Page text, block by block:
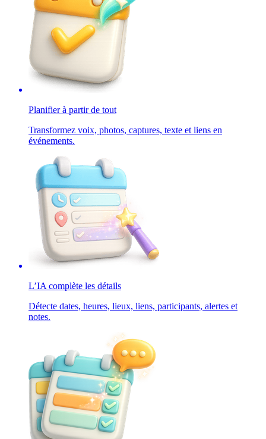
Planifier à partir de tout
Transformez voix, photos, captures, texte et liens en
événements.
L’IA complète les détails
Détecte dates, heures, lieux, liens, participants, alertes et
notes.